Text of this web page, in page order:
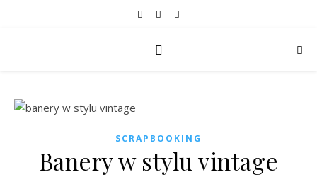
SCRAPBOOKING
Banery w stylu vintage